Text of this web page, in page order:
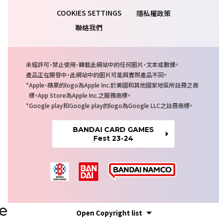
隱私權政策
聯絡我們
注
意
事
項
未經許可，禁止使用、轉載此網站中的任何圖片、文本或數據。
產品正在開發中，此網站中的圖片可能與實際產品不同。
Apple、蘋果的logo為Apple Inc.於美國和其他國家地區所註冊之商
標。App Store為Apple Inc.之服務商標。
Google play和Google play的logo為Google LLC之註冊商標。
BANDAI CARD GAMES
Fest 23-24
Open Copyright list